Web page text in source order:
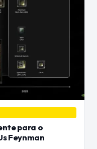
para o
Feynman